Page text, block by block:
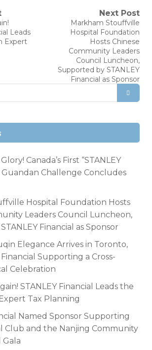
Leads
Expert
Next Post
Markham Stouffville
Hospital Foundation
Hosts Chinese
Community Leaders
Council Luncheon,
Supported by STANLEY
Financial as Sponsor
Canada’s First “STANLEY
Guandan Challenge Concludes
Hospital Foundation Hosts
Leaders Council Luncheon,
Financial as Sponsor
Elegance Arrives in Toronto,
Supporting a Cross-
Celebration
STANLEY Financial Leads the
Tax Planning
Named Sponsor Supporting
Club and the Nanjing Community
Gala